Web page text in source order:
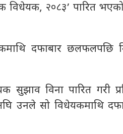
विधेयक, २०८३’ पारित
दफाबार छलफलपछि
सुझाव विना पारित गरी
उनले सो विधेयकमाथि